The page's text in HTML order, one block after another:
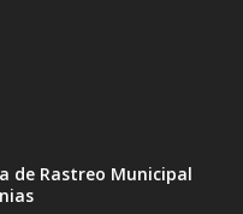
de Rastreo Municipal